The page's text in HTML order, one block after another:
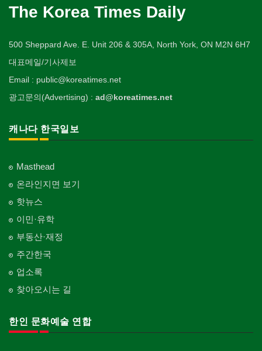
The Korea Times Daily
500 Sheppard Ave. E. Unit 206 & 305A, North York, ON M2N 6H7
대표메일/기사제보
Email : public@koreatimes.net
광고문의(Advertising) : ad@koreatimes.net
캐나다 한국일보
Masthead
온라인지면 보기
핫뉴스
이민·유학
부동산·재정
주간한국
업소록
찾아오시는 길
한인 문화예술 연합